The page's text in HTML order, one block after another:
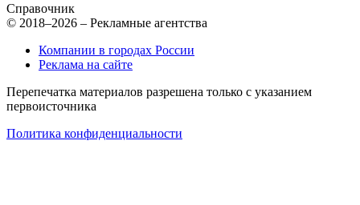
Справочник
© 2018–2026 – Рекламные агентства
Компании в городах России
Реклама на сайте
Перепечатка материалов разрешена только с указанием
первоисточника
Политика конфиденциальности